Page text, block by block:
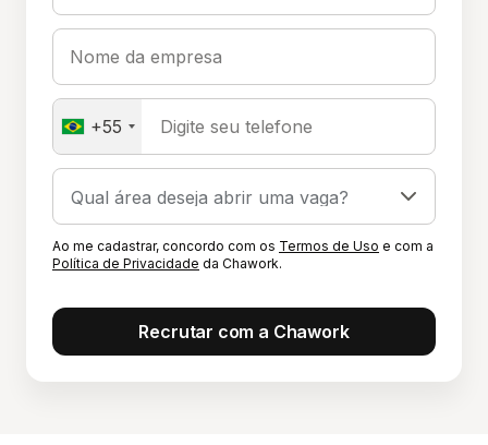
Nome da empresa
+55 Digite seu telefone
Ao me cadastrar, concordo com os Termos de Uso e com a
Política de Privacidade da Chawork.
Recrutar com a Chawork